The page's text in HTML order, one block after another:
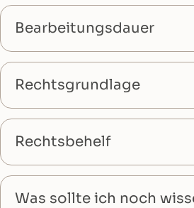
Bearbeitungsdauer
Rechtsgrundlage
Rechtsbehelf
Was sollte ich noch